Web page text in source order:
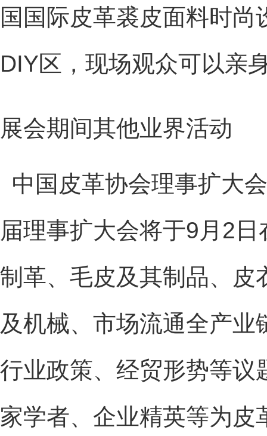
国国际皮革裘皮面料时
DIY区，现场观众可以亲
展会期间其他业界活动
中国皮革协会理事扩大
届理事扩大会将于9月2
制革、毛皮及其制品、皮
及机械、市场流通全产
行业政策、经贸形势等议
家学者、企业精英等为